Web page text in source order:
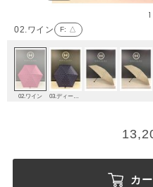
02.ワイン F: △
1
02.ワイン
カ